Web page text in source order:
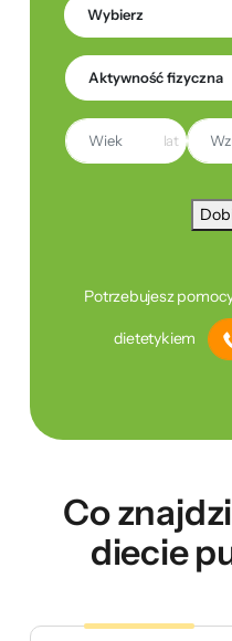
lat
Potrzebujesz
dietetykiem
Co
diecie